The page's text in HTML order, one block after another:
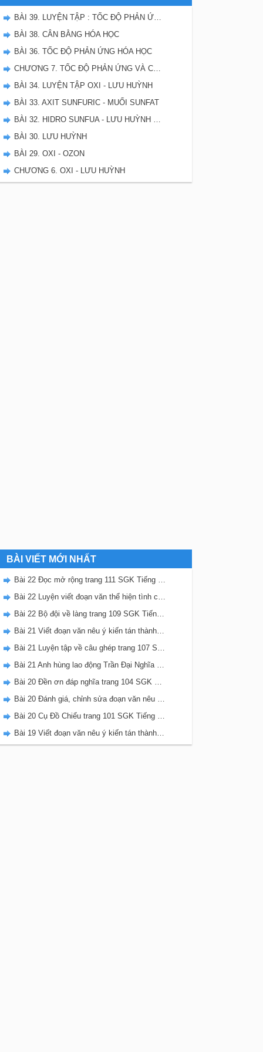
BÀI 39. LUYỆN TẬP : TỐC ĐỘ PHẢN ỨNG VÀ CÂN BẰNG HÓA HỌC
BÀI 38. CÂN BẰNG HÓA HỌC
BÀI 36. TỐC ĐỘ PHẢN ỨNG HÓA HỌC
CHƯƠNG 7. TỐC ĐỘ PHẢN ỨNG VÀ CÂN BẰNG HÓA HỌC - SBT HÓA 10
BÀI 34. LUYỆN TẬP OXI - LƯU HUỲNH
BÀI 33. AXIT SUNFURIC - MUỐI SUNFAT
BÀI 32. HIDRO SUNFUA - LƯU HUỲNH DIOXIT - LƯU HUYNH TRIOXIT
BÀI 30. LƯU HUỲNH
BÀI 29. OXI - OZON
CHƯƠNG 6. OXI - LƯU HUỲNH
BÀI VIẾT MỚI NHẤT
Bài 22 Đọc mở rộng trang 111 SGK Tiếng Việt 5 Kết nối tri thức tập 2
Bài 22 Luyện viết đoạn văn thể hiện tình cảm, cảm xúc về một sự việc trang 111 SGK Tiếng Việt 5 Kết nối tri thức tập 2
Bài 22 Bộ đội về làng trang 109 SGK Tiếng Việt 5 Kết nối tri thức tập 2
Bài 21 Viết đoạn văn nêu ý kiến tán thành một sự việc, hiện tượng (Bài viết số 2) trang 108 SGK Tiếng Việt 5 Kết nối tri thức tập 2
Bài 21 Luyện tập về câu ghép trang 107 SGK Tiếng Việt 5 Kết nối tri thức tập 2
Bài 21 Anh hùng lao động Trần Đại Nghĩa trang 106 SGK Tiếng Việt 5 Kết nối tri thức tập 2
Bài 20 Đền ơn đáp nghĩa trang 104 SGK Tiếng Việt 5 Kết nối tri thức tập 2
Bài 20 Đánh giá, chỉnh sửa đoạn văn nêu ý kiến tán thành một sự vật, hiện tượng trang 103 SGK Tiếng Việt 5 Kết nối tri thức tập 2
Bài 20 Cụ Đồ Chiểu trang 101 SGK Tiếng Việt 5 Kết nối tri thức tập 2
Bài 19 Viết đoạn văn nêu ý kiến tán thành một sự việc, hiện tượng (Bài viết số 1) trang 100 SGK Tiếng Việt 5 Kết nối tri thức tập 2